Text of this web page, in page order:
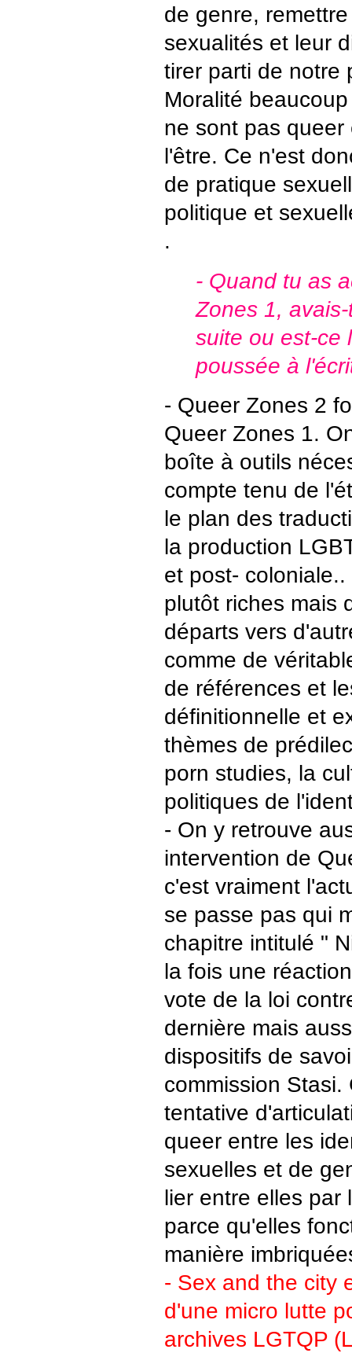
de genre,
sexualités et leur
tirer parti de notre
Moralité
ne sont pas
l'être. Ce n'est
de pratique
politique et
.
- Quand tu as
Zones 1,
suite ou est-ce
poussée à
- Queer Zones 2
Queer Zones 1.
boîte à outils
compte tenu de
le plan des
la production
et post-
plutôt riches mais
départs vers
comme de
de références et
définitionnelle et
thèmes de
porn studies, la
politiques de
- On y retrouve
intervention de
c'est vraiment
se passe pas qui
chapitre intitulé "
la fois une
vote de la loi
dernière mais
dispositifs de
commission Stasi.
tentative
queer entre les
sexuelles et de
lier entre elles par
parce qu'elles
manière
- Sex and the city
d'une micro lutte
archives LGTQP